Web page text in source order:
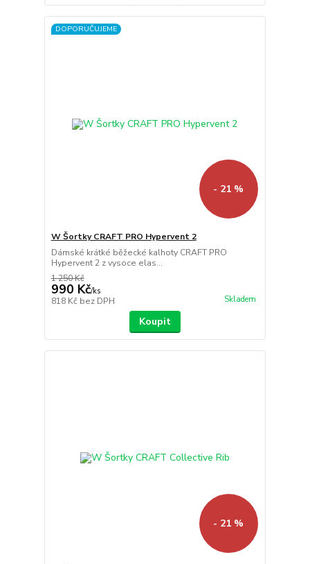
DOPORUČUJEME
- 21 %
W Šortky CRAFT PRO Hypervent 2
Dámské krátké běžecké kalhoty CRAFT PRO
Hypervent 2 z vysoce elas...
1 250 Kč
990 Kč/ks
818 Kč bez DPH Skladem
Koupit
- 21 %